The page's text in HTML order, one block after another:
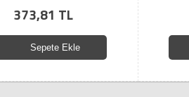
Hediye)
373,81 TL
Sepete Ekle